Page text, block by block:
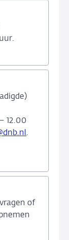
12.00
.
of